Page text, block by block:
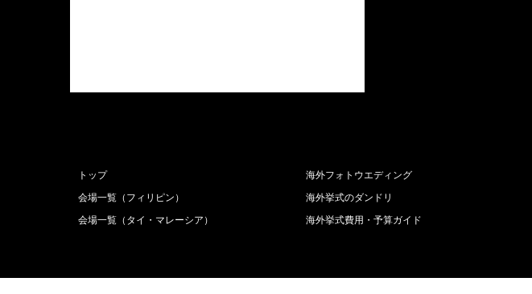
トップ
会場一覧（フィリピン）
会場一覧（タイ・マレーシア）
海外フォトウエディング
海外挙式のダンドリ
海外挙式費用・予算ガイド